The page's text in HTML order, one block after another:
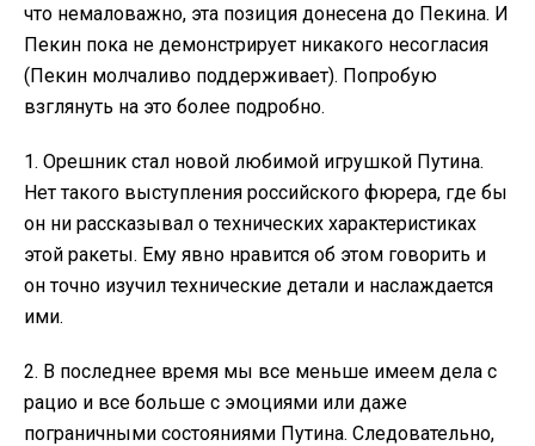
что немаловажно, эта позиция донесена до Пекина. И
Пекин пока не демонстрирует никакого несогласия
(Пекин молчаливо поддерживает). Попробую
взглянуть на это более подробно.
1. Орешник стал новой любимой игрушкой Путина.
Нет такого выступления российского фюрера, где бы
он ни рассказывал о технических характеристиках
этой ракеты. Ему явно нравится об этом говорить и
он точно изучил технические детали и наслаждается
ими.
2. В последнее время мы все меньше имеем дела с
рацио и все больше с эмоциями или даже
пограничными состояниями Путина. Следовательно,